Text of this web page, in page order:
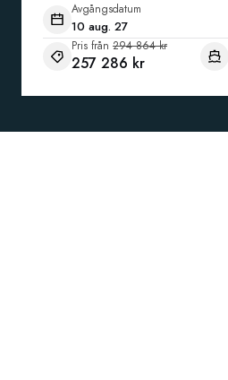
Avgångsdatum
10 aug. 27
Pris från 294 864 kr
257 286 kr